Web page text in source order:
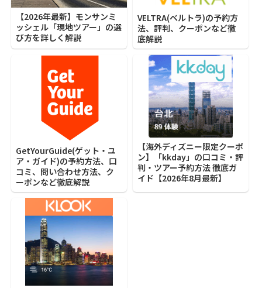
【2026年最新】モンサンミ
ッシェル「現地ツアー」の選
び方を詳しく解説
VELTRA(ベルトラ)の予約方
法、評判、クーポンなど徹
底解説
GetYourGuide(ゲット・ユ
ア・ガイド)の予約方法、口
コミ、問い合わせ方法、ク
ーポンなど徹底解説
【海外ディズニー限定クーポ
ン】「kkday」の口コミ・評
判・ツアー予約方法 徹底ガ
イド【2026年8月最新】